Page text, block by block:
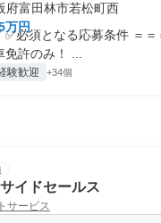
府富田林市若松町西
万円
✅必須となる応募条件 ＝
許のみ！ ...
験歓迎 +34個
イドセールス
サービス